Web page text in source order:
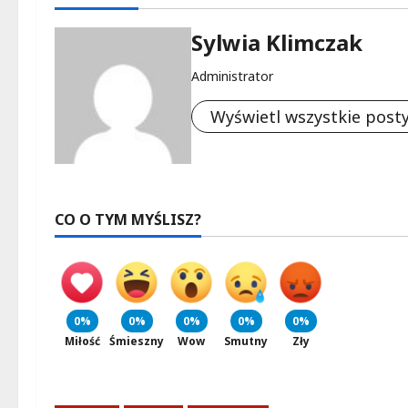
Sylwia Klimczak
Administrator
Wyświetl wszystkie
CO O TYM MYŚLISZ?
0%
Miłość
0%
Śmieszny
0%
Wow
0%
Smutny
0%
Zły